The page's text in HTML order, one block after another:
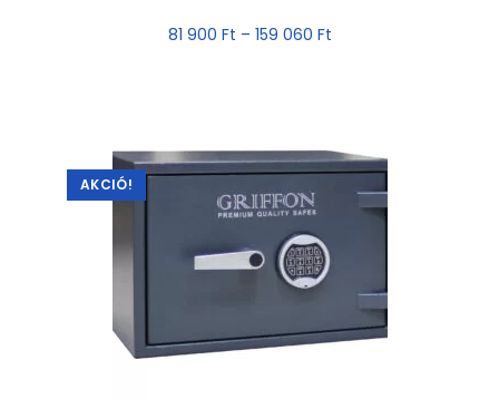
81 900 Ft – 159 060 Ft
AKCIÓ!